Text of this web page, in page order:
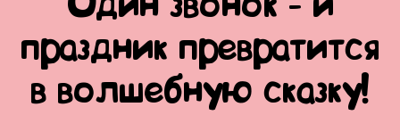
праздник превратится
в волшебную сказку!